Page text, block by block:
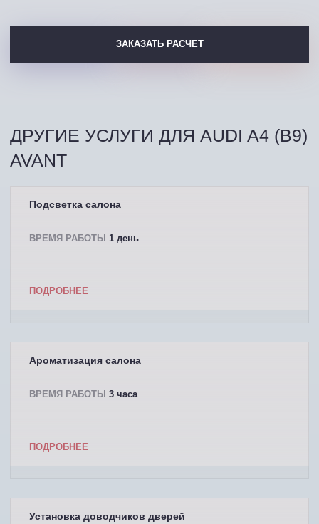
ЗАКАЗАТЬ РАСЧЕТ
ДРУГИЕ УСЛУГИ ДЛЯ AUDI A4 (B9)
AVANT
Подсветка салона
ВРЕМЯ РАБОТЫ 1 день
ПОДРОБНЕЕ
Ароматизация салона
ВРЕМЯ РАБОТЫ 3 часа
ПОДРОБНЕЕ
Установка доводчиков дверей